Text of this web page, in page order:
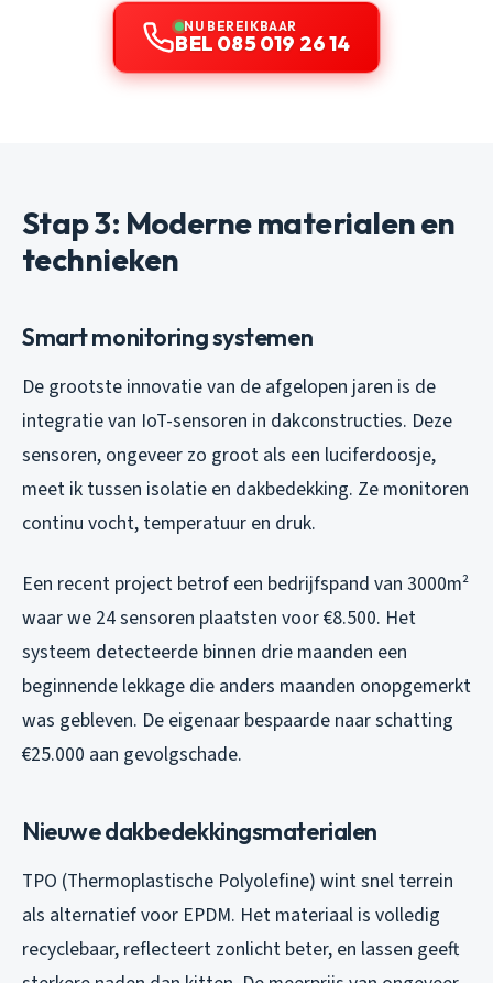
NU BEREIKBAAR
BEL 085 019 26 14
Stap 3: Moderne materialen en
technieken
Smart monitoring systemen
De grootste innovatie van de afgelopen jaren is de
integratie van IoT-sensoren in dakconstructies. Deze
sensoren, ongeveer zo groot als een luciferdoosje,
meet ik tussen isolatie en dakbedekking. Ze monitoren
continu vocht, temperatuur en druk.
Een recent project betrof een bedrijfspand van 3000m²
waar we 24 sensoren plaatsten voor €8.500. Het
systeem detecteerde binnen drie maanden een
beginnende lekkage die anders maanden onopgemerkt
was gebleven. De eigenaar bespaarde naar schatting
€25.000 aan gevolgschade.
Nieuwe dakbedekkingsmaterialen
TPO (Thermoplastische Polyolefine) wint snel terrein
als alternatief voor EPDM. Het materiaal is volledig
recyclebaar, reflecteert zonlicht beter, en lassen geeft